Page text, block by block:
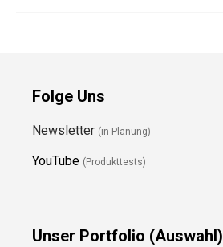
Folge Uns
Newsletter (in Planung)
YouTube (Produkttests)
Unser Portfolio (Auswahl)